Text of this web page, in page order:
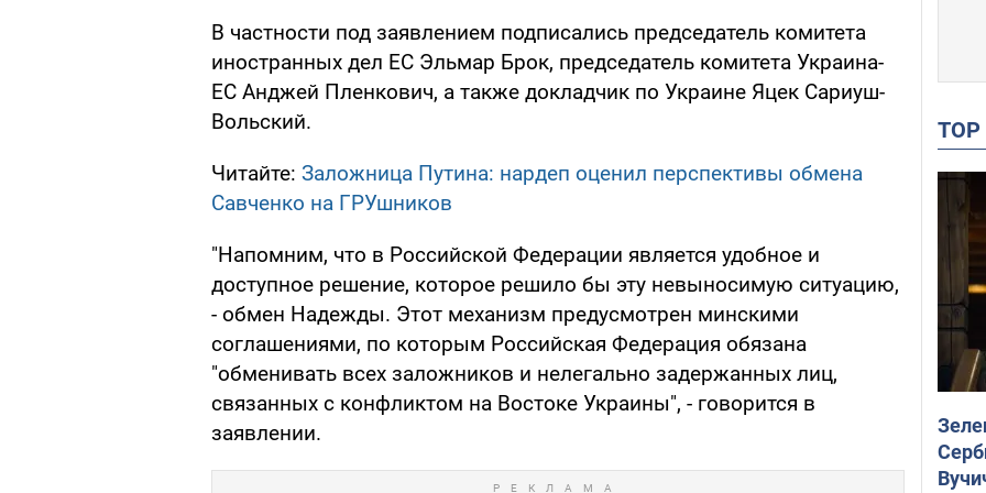
В частности под заявлением подписались председатель комитета
иностранных дел ЕС Эльмар Брок, председатель комитета Украина-
ЕС Анджей Пленкович, а также докладчик по Украине Яцек Сариуш-
Вольский.
Читайте: Заложница Путина: нардеп оценил перспективы обмена
Савченко на ГРУшников
"Напомним, что в Российской Федерации является удобное и
доступное решение, которое решило бы эту невыносимую ситуацию,
- обмен Надежды. Этот механизм предусмотрен минскими
соглашениями, по которым Российская Федерация обязана
"обменивать всех заложников и нелегально задержанных лиц,
связанных с конфликтом на Востоке Украины", - говорится в
заявлении.